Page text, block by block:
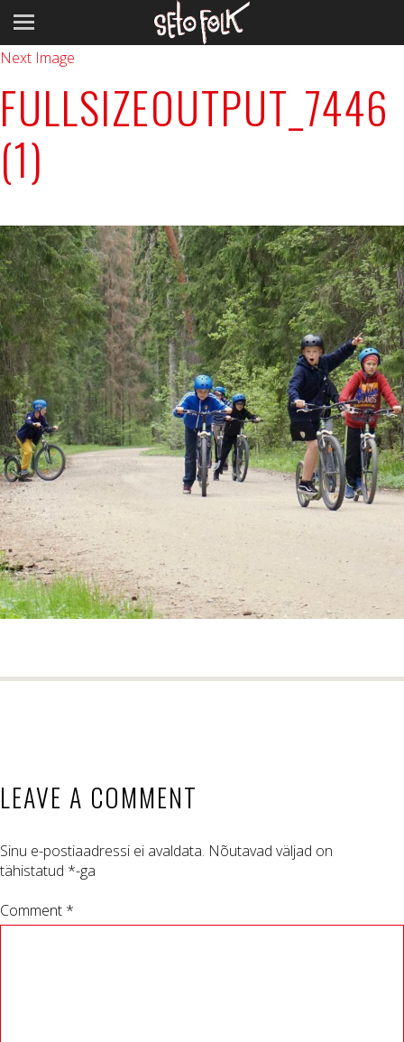
Previous Image
Next Image
FULLSIZEOUTPUT_7446
(1)
LEAVE A COMMENT
Sinu e-postiaadressi ei avaldata. Nõutavad väljad on
tähistatud *-ga
Comment *